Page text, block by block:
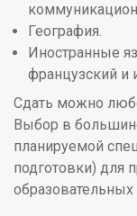
География.
Иностранные
французский и
Сдать можно
Выбор в
планируемой
подготовки) для